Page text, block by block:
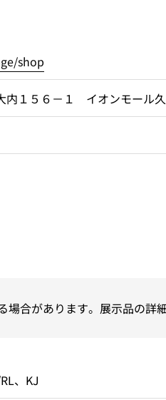
shop
内１５６－１ イオンモール
合があります。展示品の詳
、KJ